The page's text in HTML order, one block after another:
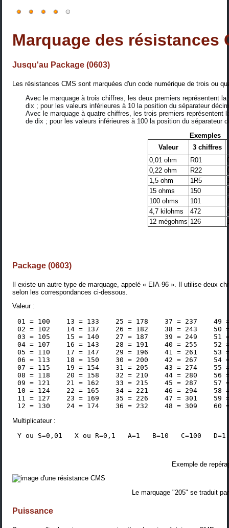
Marquage des résistances
Jusqu'au Package (0603)
Les résistances CMS sont marquées d'un code numérique de trois ou
Avec le marquage à trois chiffres, les deux premiers représentent
dix ; pour les valeurs inférieures à 10 la position du séparateur
Avec le marquage à quatre chiffres, les trois premiers représentent
de dix ; pour les valeurs inférieures à 100 la position du séparateur
Exemples
Valeur
3 chiffres
0,01 ohm
R01
0,22 ohm
R22
1,5 ohm
1R5
15 ohms
150
100 ohms
101
4,7 kilohms
472
12 mégohms 126
Package (0603)
Il existe un autre type de marquage, appelé « EIA-96 ». Il utilise deux
selon les correspondances ci-dessous.
Valeur :
01 = 100    13 = 133    25 = 178    37 = 237    49
02 = 102    14 = 137    26 = 182    38 = 243    50
03 = 105    15 = 140    27 = 187    39 = 249    51
04 = 107    16 = 143    28 = 191    40 = 255    52
05 = 110    17 = 147    29 = 196    41 = 261    53
06 = 113    18 = 150    30 = 200    42 = 267    54
07 = 115    19 = 154    31 = 205    43 = 274    55
08 = 118    20 = 158    32 = 210    44 = 280    56
09 = 121    21 = 162    33 = 215    45 = 287    57
10 = 124    22 = 165    34 = 221    46 = 294    58
11 = 127    23 = 169    35 = 226    47 = 301    59
Multiplicateur :
Y ou S=0,01   X ou R=0,1   A=1   B=10   C=100   D=1
Exemple de
Le marquage "205" se traduit
Puissance